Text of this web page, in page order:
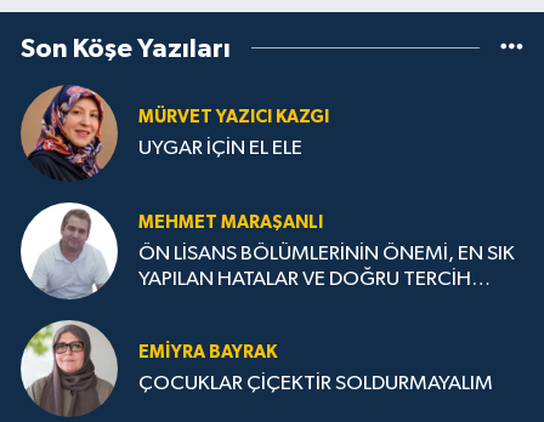
Son Köşe Yazıları
MÜRVET YAZICI KAZGI
UYGAR İÇİN EL ELE
MEHMET MARAŞANLI
ÖN LİSANS BÖLÜMLERİNİN ÖNEMİ, EN SIK
YAPILAN HATALAR VE DOĞRU TERCİH
EMIYRA BAYRAK
ÇOCUKLAR ÇİÇEKTİR SOLDURMAYALIM